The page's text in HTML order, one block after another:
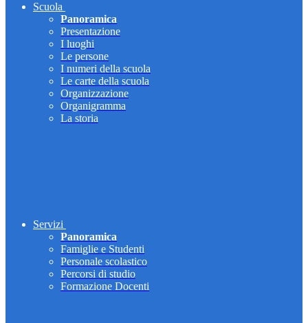
Scuola
Panoramica
Presentazione
I luoghi
Le persone
I numeri della scuola
Le carte della scuola
Organizzazione
Organigramma
La storia
Servizi
Panoramica
Famiglie e Studenti
Personale scolastico
Percorsi di studio
Formazione Docenti